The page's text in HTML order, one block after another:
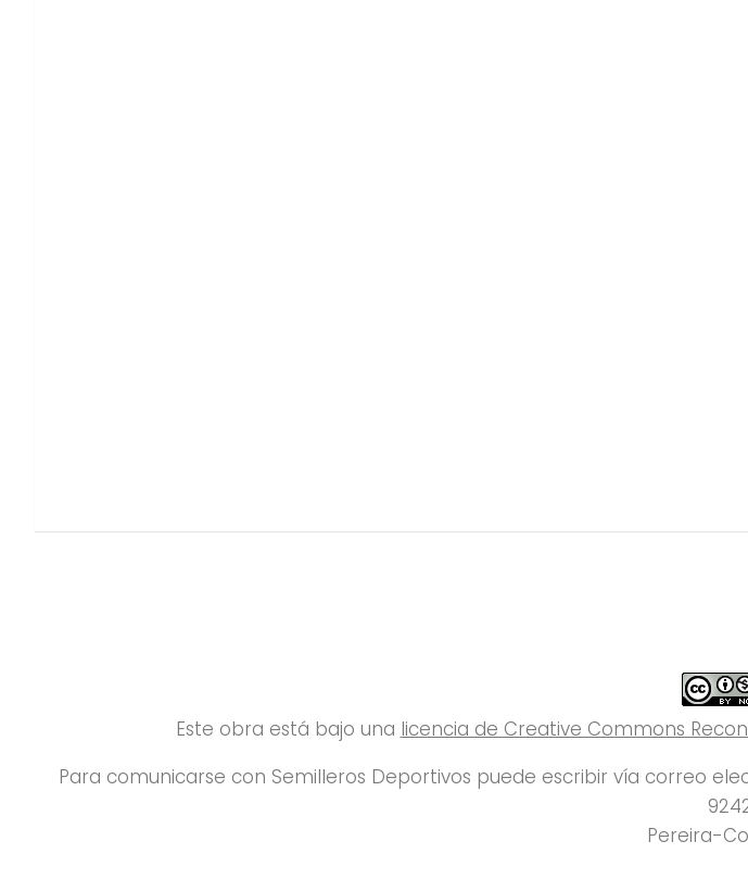
Este obra está bajo una licencia de Creative Commons
Para comunicarse con Semilleros Deportivos puede escribir vía correo
Pereira-